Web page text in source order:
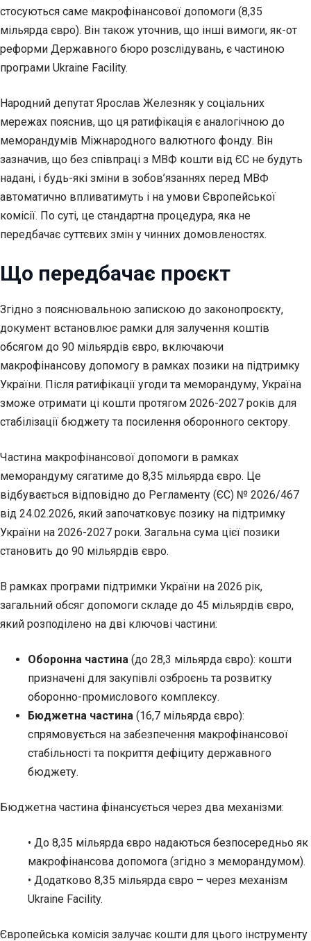
стосуються саме макрофінансової допомоги (8,35
мільярда євро). Він також уточнив, що інші вимоги, як-от
реформи Державного бюро розслідувань, є частиною
програми Ukraine Facility.
Народний депутат Ярослав Железняк у соціальних
мережах пояснив, що ця ратифікація є аналогічною до
меморандумів Міжнародного валютного фонду. Він
зазначив, що без співпраці з МВФ кошти від ЄС не будуть
надані, і будь-які зміни в зобов’язаннях перед МВФ
автоматично впливатимуть і на умови Європейської
комісії. По суті, це стандартна процедура, яка не
передбачає суттєвих змін у чинних домовленостях.
Що передбачає проєкт
Згідно з пояснювальною запискою до законопроєкту,
документ встановлює рамки для залучення коштів
обсягом до 90 мільярдів євро, включаючи
макрофінансову допомогу в рамках позики на підтримку
України. Після ратифікації угоди та меморандуму, Україна
зможе отримати ці кошти протягом 2026-2027 років для
стабілізації бюджету та посилення оборонного сектору.
Частина макрофінансової допомоги в рамках
меморандуму сягатиме до 8,35 мільярда євро. Це
відбувається відповідно до Регламенту (ЄС) № 2026/467
від 24.02.2026, який започатковує позику на підтримку
України на 2026-2027 роки. Загальна сума цієї позики
становить до 90 мільярдів євро.
В рамках програми підтримки України на 2026 рік,
загальний обсяг допомоги складе до 45 мільярдів євро,
який розподілено на дві ключові частини:
Оборонна частина (до 28,3 мільярда євро): кошти
призначені для закупівлі озброєнь та розвитку
оборонно-промислового комплексу.
Бюджетна частина (16,7 мільярда євро):
спрямовується на забезпечення макрофінансової
стабільності та покриття дефіциту державного
бюджету.
Бюджетна частина фінансується через два механізми:
• До 8,35 мільярда євро надаються безпосередньо як
макрофінансова допомога (згідно з меморандумом).
• Додатково 8,35 мільярда євро – через механізм
Ukraine Facility.
Європейська комісія залучає кошти для цього інструменту